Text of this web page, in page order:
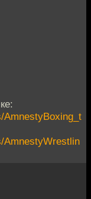
AmnestyBoxing_t
AmnestyWrestlin